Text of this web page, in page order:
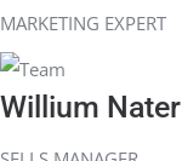
MARKETING EXPERT
Willium Nater